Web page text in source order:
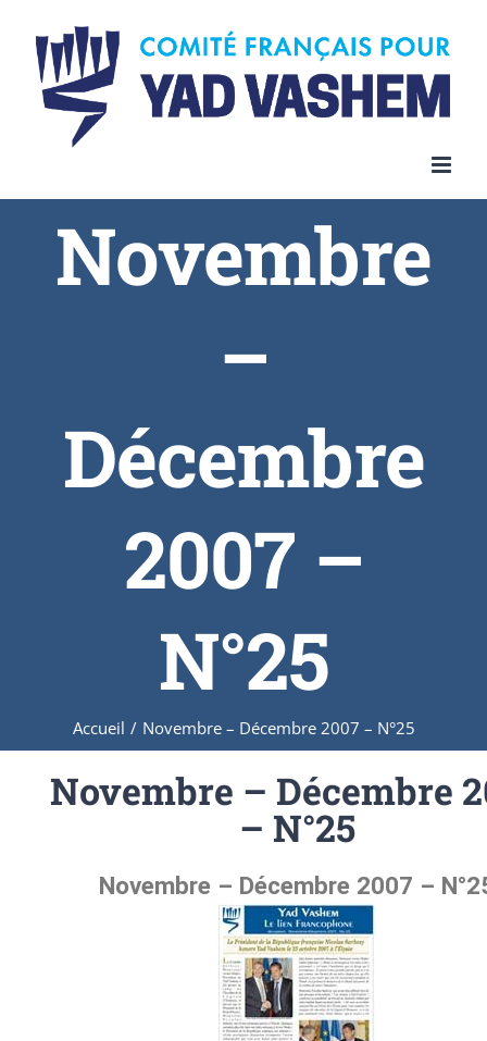
Novembre
–
Décembre
2007 –
N°25
Accueil / Novembre – Décembre 2007 – N°25
Novembre – Décembre
– N°25
Novembre – Décembre 2007 –